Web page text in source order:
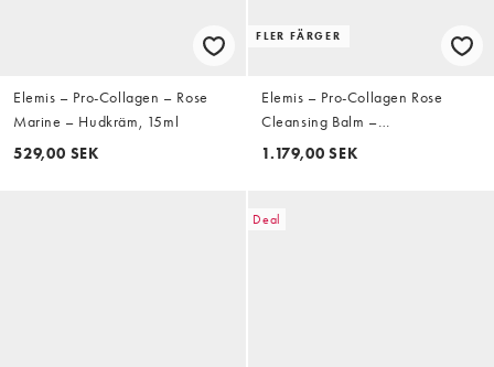
Elemis – Pro-Collagen – Rose
Marine – Hudkräm, 15ml
529,00 SEK
FLER FÄRGER
Elemis – Pro-Collagen Rose
Cleansing Balm –
Rengöringsbalm med ros 200g –
1.179,00 SEK
Deal